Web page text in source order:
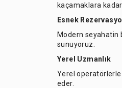
kaçamaklara
Esnek
Modern seyahatin
sunuyoruz.
Yerel Uzmanlık
Yerel
eder.